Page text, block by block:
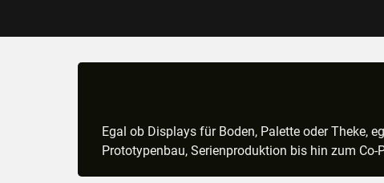
Egal ob Displays für Boden, Palette oder Theke,
Prototypenbau, Serienproduktion bis hin zum